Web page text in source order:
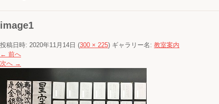
image1
投稿日時: 2020年11月14日 (300 × 225) ギャラリー名: 教室案内
← 前へ
次へ →